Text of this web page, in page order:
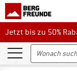
Jetzt bis zu 50%
Jetzt bis zu 50%